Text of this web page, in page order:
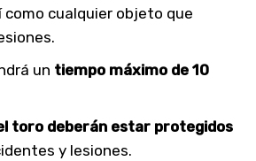
como cualquier objeto que
un tiempo máximo de 10
toro deberán estar protegidos
y lesiones.